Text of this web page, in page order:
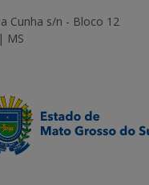
Cunha s/n - Bloco 12
MS